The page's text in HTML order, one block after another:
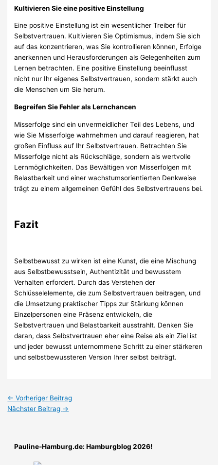
Kultivieren Sie eine positive Einstellung
Eine positive Einstellung ist ein wesentlicher Treiber für
Selbstvertrauen. Kultivieren Sie Optimismus, indem Sie sich
auf das konzentrieren, was Sie kontrollieren können, Erfolge
anerkennen und Herausforderungen als Gelegenheiten zum
Lernen betrachten. Eine positive Einstellung beeinflusst
nicht nur Ihr eigenes Selbstvertrauen, sondern stärkt auch
die Menschen um Sie herum.
Begreifen Sie Fehler als Lernchancen
Misserfolge sind ein unvermeidlicher Teil des Lebens, und
wie Sie Misserfolge wahrnehmen und darauf reagieren, hat
großen Einfluss auf Ihr Selbstvertrauen. Betrachten Sie
Misserfolge nicht als Rückschläge, sondern als wertvolle
Lernmöglichkeiten. Das Bewältigen von Misserfolgen mit
Belastbarkeit und einer wachstumsorientierten Denkweise
trägt zu einem allgemeinen Gefühl des Selbstvertrauens bei.
Fazit
Selbstbewusst zu wirken ist eine Kunst, die eine Mischung
aus Selbstbewusstsein, Authentizität und bewusstem
Verhalten erfordert. Durch das Verstehen der
Schlüsselelemente, die zum Selbstvertrauen beitragen, und
die Umsetzung praktischer Tipps zur Stärkung können
Einzelpersonen eine Präsenz entwickeln, die
Selbstvertrauen und Belastbarkeit ausstrahlt. Denken Sie
daran, dass Selbstvertrauen eher eine Reise als ein Ziel ist
und jeder bewusst unternommene Schritt zu einer stärkeren
und selbstbewussteren Version Ihrer selbst beiträgt.
← Vorheriger Beitrag
Nächster Beitrag →
Pauline-Hamburg.de: Hamburgblog 2026!